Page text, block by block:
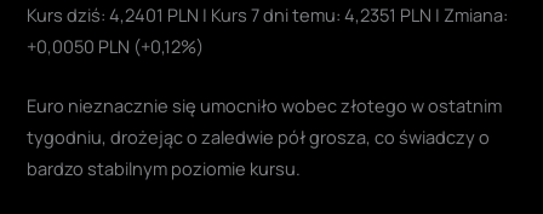
Kurs dziś: 4,2401 PLN | Kurs 7 dni temu: 4,2351 PLN | Zmiana:
+0,0050 PLN (+0,12%)
Euro nieznacznie się umocniło wobec złotego w ostatnim
tygodniu, drożejąc o zaledwie pół grosza, co świadczy o
bardzo stabilnym poziomie kursu.